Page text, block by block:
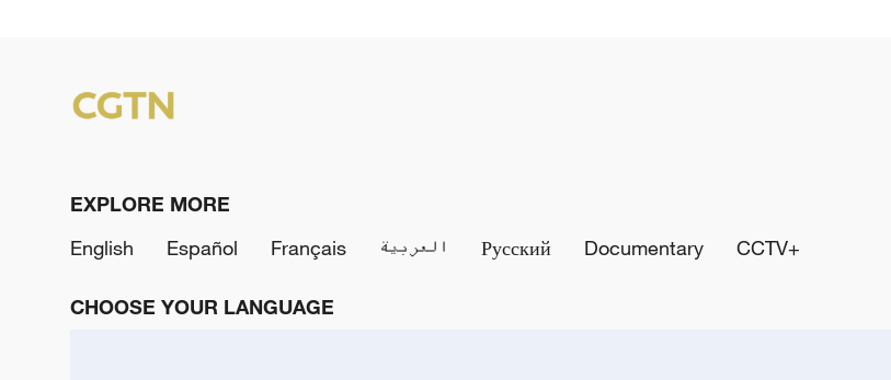
EXPLORE MORE
English
Español Français العربية Русский Documentary CCTV+
CHOOSE YOUR LANGUAGE